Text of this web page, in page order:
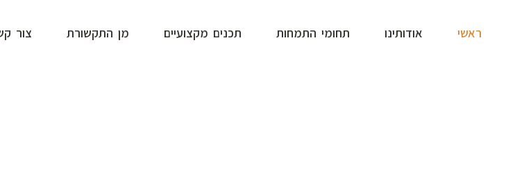
ראשי אודותינו תחומי התמחות תכנים מקצועיים מן התקשורת צור